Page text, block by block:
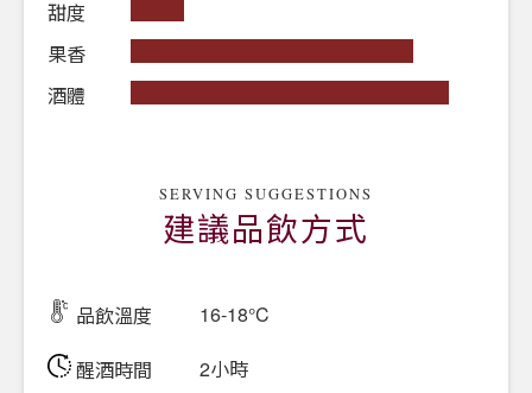
陳釀：富飛釀酒廠精心挑選葡萄，通過土著酵母在開
放式不銹鋼發酵罐中發酵後，酒被轉移到主要新法國
波爾多橡木桶和勃艮第木桶中和一些再用木桶做蘋果
乳酸發酵。14個月主要是法國波爾多新橡木桶和威
WS 百大17名
甜度
果香
酒體
SERVING SUGGESTIONS
建議品飲方式
品飲溫度 16-18°C
醒酒時間 2小時